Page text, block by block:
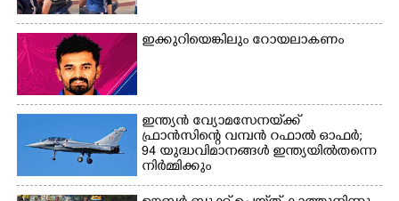
ഇക്കുറിയെങ്കിലും റോയലാകണം
ഇന്ത്യൻ വ്യോമസേനയ്‌ക്ക്
ഫ്രാൻസിന്റെ വമ്പൻ റഫാൽ ഓഫർ;
94 യുദ്ധവിമാനങ്ങൾ ഇന്ത്യയിൽതന്നെ
നിർ‌മ്മിക്കും